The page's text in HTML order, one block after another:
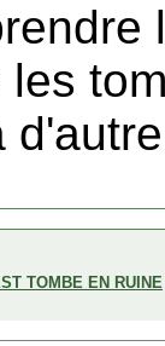
TOMBE EN RUINE